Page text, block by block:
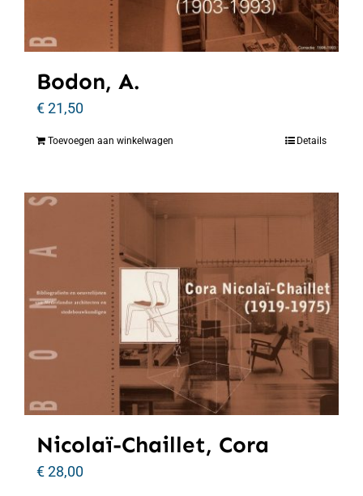
Bodon, A.
€21,50
Toevoegen aan winkelwagen Details
Nicolaï-Chaillet, Cora
€28,00